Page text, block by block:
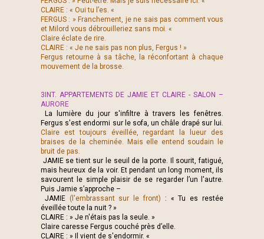
CLAIRE : « Oui tu l’es. «
FERGUS : » Franchement, je ne sais pas comment vous
et Milord vous débrouilleriez sans moi. «
Claire éclate de rire.
CLAIRE : « Je ne sais pas non plus, Fergus ! »
Fergus retourne à sa tâche, la réconfortant à chaque
mouvement de la brosse.
3INT. APPARTEMENTS DE JAMIE ET CLAIRE - SALON –
AURORE
La lumière du jour s'infiltre à travers les fenêtres.
Fergus s'est endormi sur le sofa, un châle drapé sur lui.
Claire est toujours éveillée, regardant la lueur des
braises de la cheminée. Mais elle entend soudain le
bruit de pas.
JAMIE se tient sur le seuil de la porte. Il sourit, fatigué,
mais heureux de la voir. Et pendant un long moment, ils
savourent le simple plaisir de se regarder l’un l'autre.
Puis Jamie s’approche –
JAMIE (l'embrassant sur le front) : « Tu es restée
éveillée toute la nuit ? »
CLAIRE : » Je n'étais pas la seule. »
Claire caresse Fergus couché près d’elle.
CLAIRE : » Il vient de s'endormir. «